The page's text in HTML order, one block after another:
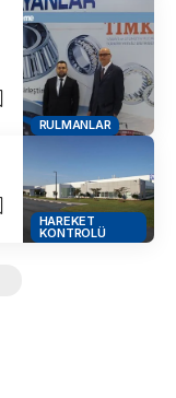
RULMANLAR
HAREKET
KONTROLÜ